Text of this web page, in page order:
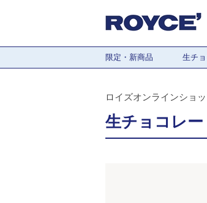
限定・新商品 生チ
ロイズオンラインショ
生チョコレ